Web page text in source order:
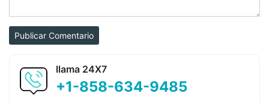
Publicar Comentario
llama 24X7
+1-858-634-9485